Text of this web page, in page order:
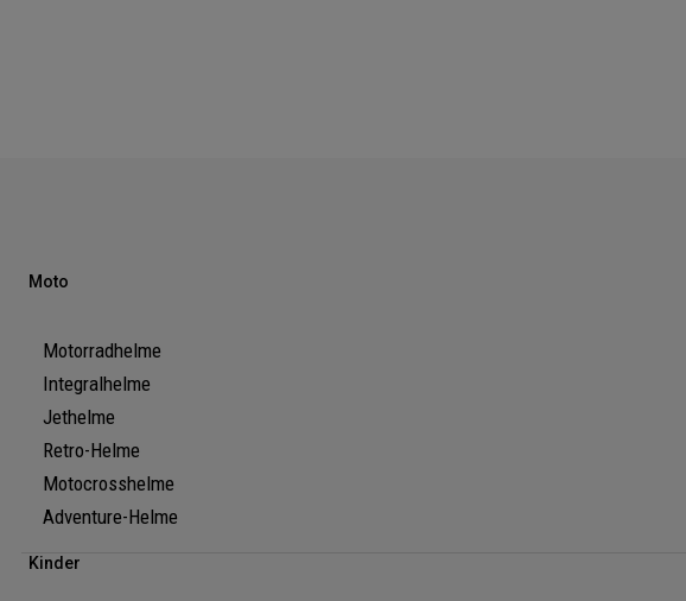
Moto
Motorradhelme
Integralhelme
Jethelme
Retro-Helme
Motocrosshelme
Adventure-Helme
Kinder